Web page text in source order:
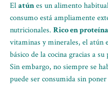
Elatúnes un alimento
consumo está ampliamente
nutricionales. Rico en
vitaminas y minerales, el atún
básico de la cocina gracias a
Sin embargo, no siempre se
puede ser consumida sin